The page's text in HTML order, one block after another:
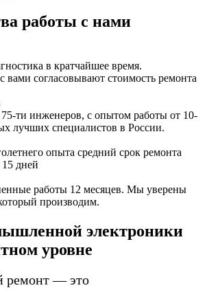
работы с нами
в кратчайшее время.
вами согласовывают стоимость ремонта
ти инженеров, с опытом работы от 10-
лучших специалистов в России.
опыта средний срок ремонта
15 дней
работы 12 месяцев. Мы уверены
производим.
электроники
уровне
ремонт — это